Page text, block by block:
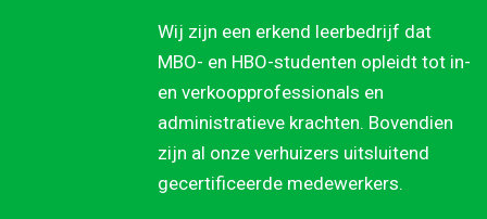
Wij zijn een erkend leerbedrijf dat
MBO- en HBO-studenten opleidt tot in-
en verkoopprofessionals en
administratieve krachten. Bovendien
zijn al onze verhuizers uitsluitend
gecertificeerde medewerkers.